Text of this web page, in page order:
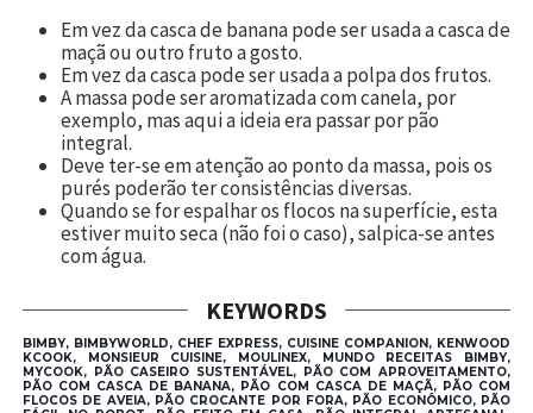
Em vez da casca de banana pode ser usada a casca de
maçã ou outro fruto a gosto.
Em vez da casca pode ser usada a polpa dos frutos.
A massa pode ser aromatizada com canela, por
exemplo, mas aqui a ideia era passar por pão
integral.
Deve ter-se em atenção ao ponto da massa, pois os
purés poderão ter consistências diversas.
Quando se for espalhar os flocos na superfície, esta
estiver muito seca (não foi o caso), salpica-se antes
com água.
KEYWORDS
BIMBY, BIMBYWORLD, CHEF EXPRESS, CUISINE COMPANION, KENWOOD
KCOOK, MONSIEUR CUISINE, MOULINEX, MUNDO RECEITAS BIMBY,
MYCOOK, PÃO CASEIRO SUSTENTÁVEL, PÃO COM APROVEITAMENTO,
PÃO COM CASCA DE BANANA, PÃO COM CASCA DE MAÇÃ, PÃO COM
FLOCOS DE AVEIA, PÃO CROCANTE POR FORA, PÃO ECONÔMICO, PÃO